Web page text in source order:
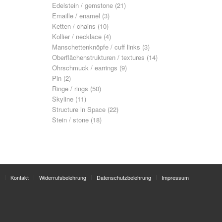
Edelstein / gemstone (21)
Emaille / enamel (3)
Ketten / chains (10)
Kollier / necklace (4)
Manschettenknöpfe / cuff links (3)
Oberflächenstrukturen / textures (14)
Ohrschmuck / earrings (9)
Pin (2)
Ringe / rings (50)
Skyline (11)
Structure in Space (22)
Stein / stone (18)
Kontakt Widerrufsbelehrung Datenschutzbelehrung Impressum